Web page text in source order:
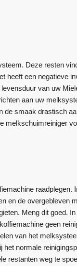
Deze resten
heeft een negatieve
van uw
aan uw
de smaak drastisch
melkschuimreiniger
raadplegen.
en de overgebleven
Meng dit goed.
geen
van het
het normale
restanten weg te